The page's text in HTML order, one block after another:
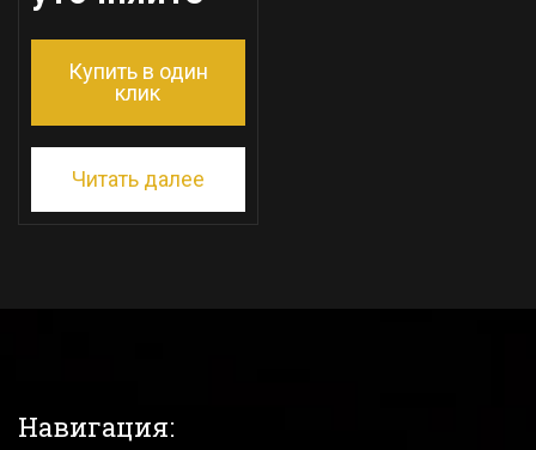
Купить в один
клик
Читать далее
Навигация: